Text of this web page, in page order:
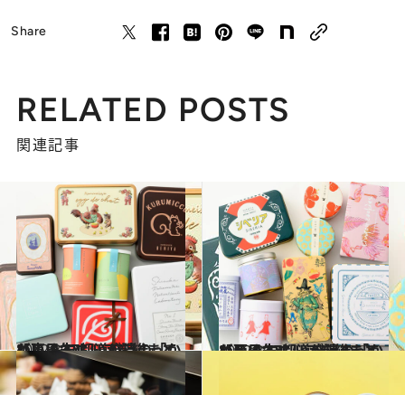
Share
RELATED POSTS
関連記事
2022.3.10
【東日本エリアを総まとめ】 おいしいが詰まっている！ 47都道府県の「かわいい缶」
グルメ 2022.3.19
【西日本エリアを総まとめ】 おいしいが詰まっている！ 47都道府県の「かわいい缶」
グルメ